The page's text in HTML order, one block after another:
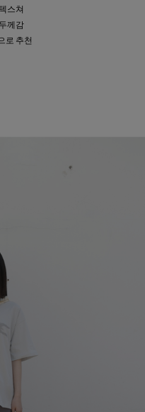
스쳐
께감
로 추천